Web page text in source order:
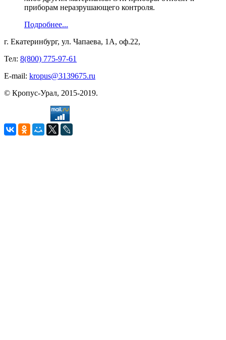
приборам неразрушающего контроля.
Подробнее...
г. Екатеринбург, ул. Чапаева, 1А, оф.22,
Тел: 8(800) 775-97-61
E-mail: kropus@3139675.ru
© Кропус-Урал, 2015-2019.